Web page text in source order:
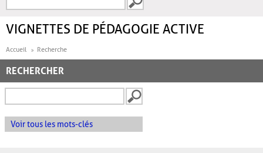
FORMULAIRE DE
VIGNETTES DE PÉDAGOGIE ACTIVE
Accueil Recherche
RECHERCHER
Voir tous les mots-clés